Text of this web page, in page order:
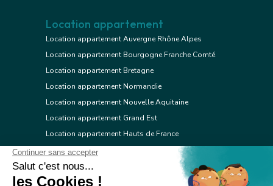
Location appartement
Location appartement Auvergne Rhône Alpes
Location appartement Bourgogne Franche Comté
Location appartement Bretagne
Location appartement Normandie
Location appartement Nouvelle Aquitaine
Location appartement Grand Est
Location appartement Hauts de France
Location appartement Ile de France
Location appartement Centre Val de Loire
Location appartement Occitanie